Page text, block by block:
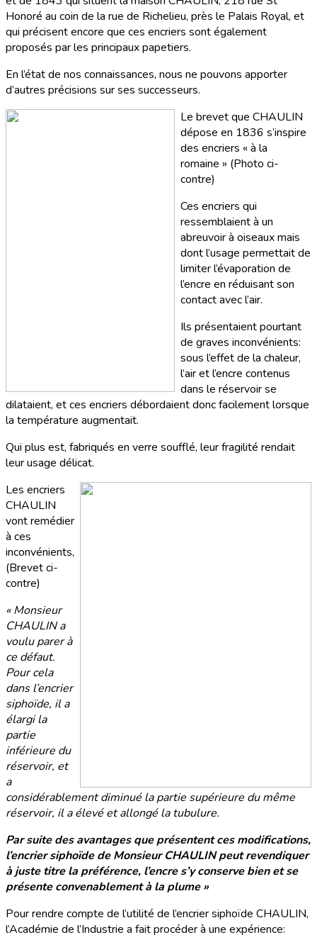
Honoré au coin de la rue de Richelieu, près le Palais Royal, et
qui précisent encore que ces encriers sont également
proposés par les principaux papetiers.
En l’état de nos connaissances, nous ne pouvons apporter
d’autres précisions sur ses successeurs.
Le brevet que CHAULIN
dépose en 1836 s’inspire
des encriers « à la
romaine » (Photo ci-
contre)
Ces encriers qui
ressemblaient à un
abreuvoir à oiseaux mais
dont l’usage permettait de
limiter l’évaporation de
l’encre en réduisant son
contact avec l’air.
Ils présentaient pourtant
de graves inconvénients:
sous l’effet de la chaleur,
l’air et l’encre contenus
dans le réservoir se
dilataient, et ces encriers débordaient donc facilement lorsque
la température augmentait.
Qui plus est, fabriqués en verre soufflé, leur fragilité rendait
leur usage délicat.
Les encriers
CHAULIN
vont remédier
à ces
inconvénients,
(Brevet ci-
contre)
« Monsieur
CHAULIN a
voulu parer à
ce défaut.
Pour cela
dans l’encrier
siphoïde, il a
élargi la
partie
inférieure du
réservoir, et
a
considérablement diminué la partie supérieure du même
réservoir, il a élevé et allongé la tubulure.
Par suite des avantages que présentent ces modifications,
l’encrier siphoïde de Monsieur CHAULIN peut revendiquer
à juste titre la préférence, l’encre s’y conserve bien et se
présente convenablement à la plume »
Pour rendre compte de l’utilité de l’encrier siphoïde CHAULIN,
l’Académie de l’Industrie a fait procéder à une expérience: